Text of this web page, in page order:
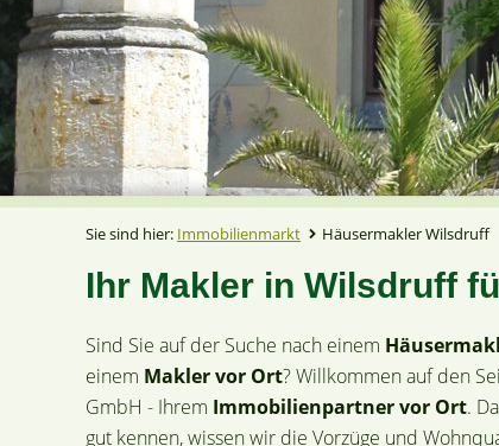
Sie sind hier: Immobilienmarkt Häusermakler Wilsdruff
Ihr Makler in Wilsdruff
Sind Sie auf der Suche nach einem
einem Makler vor Ort? Willkommen auf den
GmbH - Ihrem Immobilienpartner vor Ort.
gut kennen, wissen wir die Vorzüge und